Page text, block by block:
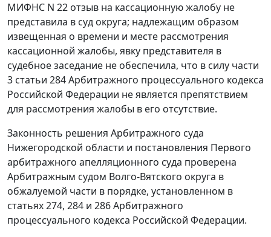
МИФНС N 22 отзыв на кассационную жалобу не
представила в суд округа; надлежащим образом
извещенная о времени и месте рассмотрения
кассационной жалобы, явку представителя в
судебное заседание не обеспечила, что в силу части
3 статьи 284 Арбитражного процессуального кодекса
Российской Федерации не является препятствием
для рассмотрения жалобы в его отсутствие.
Законность решения Арбитражного суда
Нижегородской области и постановления Первого
арбитражного апелляционного суда проверена
Арбитражным судом Волго-Вятского округа в
обжалуемой части в порядке, установленном в
статьях 274, 284 и 286 Арбитражного
процессуального кодекса Российской Федерации.